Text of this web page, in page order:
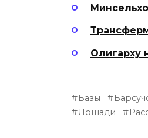
Олигарху
Базы
Лошади